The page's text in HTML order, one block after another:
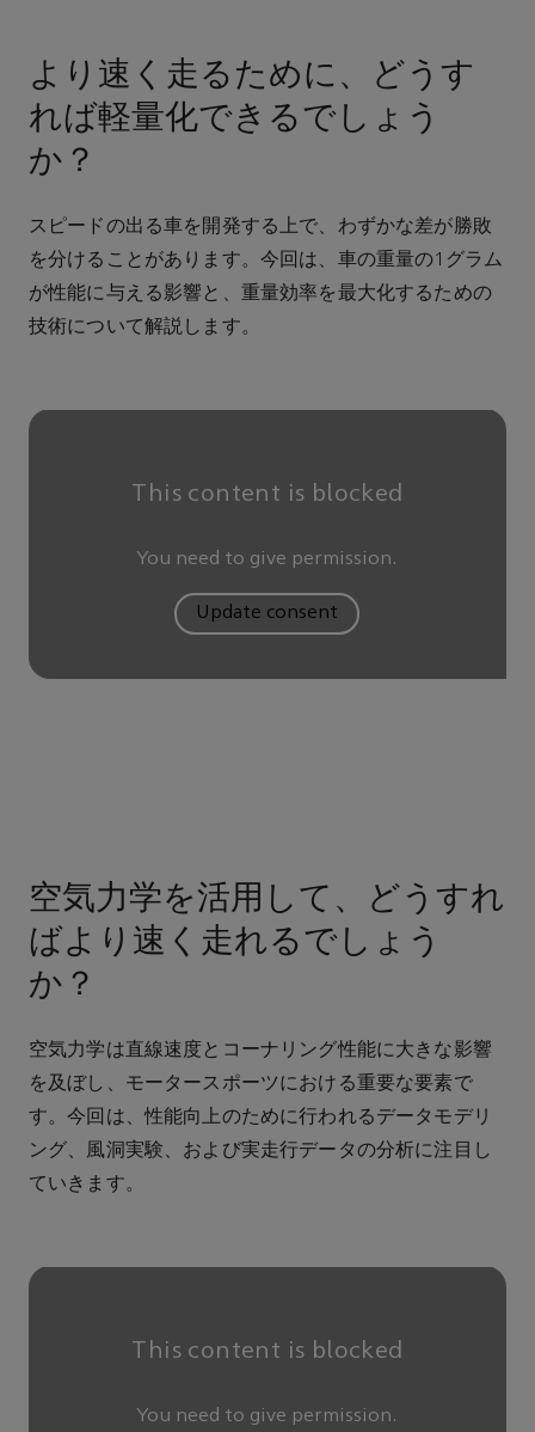
より速く走るために、どうす
れば軽量化できるでしょう
か？
スピードの出る車を開発する上で、わずかな差が勝敗
を分けることがあります。今回は、車の重量の1グラム
が性能に与える影響と、重量効率を最大化するための
技術について解説します。
This content is blocked
You need to give permission.
Update consent
空気力学を活用して、どうすれ
ばより速く走れるでしょう
か？
空気力学は直線速度とコーナリング性能に大きな影響
を及ぼし、モータースポーツにおける重要な要素で
す。今回は、性能向上のために行われるデータモデリ
ング、風洞実験、および実走行データの分析に注目し
ていきます。
This content is blocked
You need to give permission.